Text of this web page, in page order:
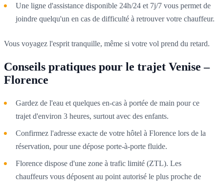
Une ligne d'assistance disponible 24h/24 et 7j/7 vous permet de
joindre quelqu'un en cas de difficulté à retrouver votre chauffeur.
Vous voyagez l'esprit tranquille, même si votre vol prend du retard.
Conseils pratiques pour le trajet Venise –
Florence
Gardez de l'eau et quelques en-cas à portée de main pour ce
trajet d'environ 3 heures, surtout avec des enfants.
Confirmez l'adresse exacte de votre hôtel à Florence lors de la
réservation, pour une dépose porte-à-porte fluide.
Florence dispose d'une zone à trafic limité (ZTL). Les
chauffeurs vous déposent au point autorisé le plus proche de